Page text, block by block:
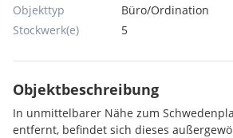
Objekttyp
Büro/Ordination
Stockwerk(e)
5
Objektbeschreibung
In unmittelbarer Nähe zum
entfernt, befindet sich dieses